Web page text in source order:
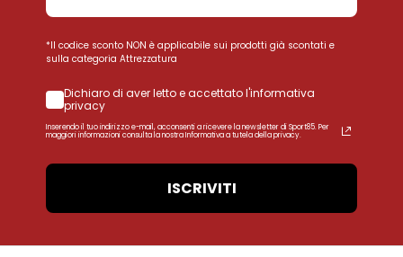
*Il codice sconto NON è applicabile sui prodotti già scontati e
sulla categoria Attrezzatura
Dichiaro di aver letto e accettato l'informativa
privacy
Inserendo il tuo indirizzo e-mail, acconsenti a ricevere la newsletter di Sport85. Per
maggiori informazioni consulta la nostra Informativa a tutela della privacy.
ISCRIVITI